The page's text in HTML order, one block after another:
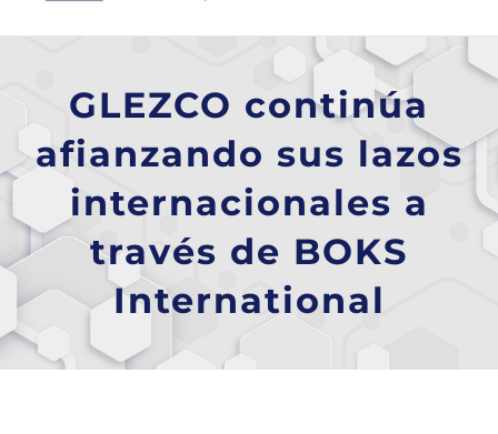
GLEZCO continúa
afianzando sus lazos
internacionales a
través de BOKS
International